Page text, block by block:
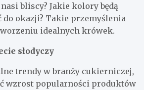
bliscy? Jakie kolory będą
do okazji? Takie przemyślenia
idealnych krówek.
słodyczy
trendy w branży cukierniczej,
wzrost popularności produktów